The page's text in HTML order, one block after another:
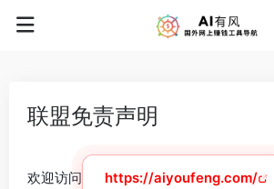
联盟免责声明
欢迎访问 https://aiyoufeng.com/